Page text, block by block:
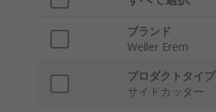
ブランド
Weller Erem
プロダクトタイプ
サイドカッター